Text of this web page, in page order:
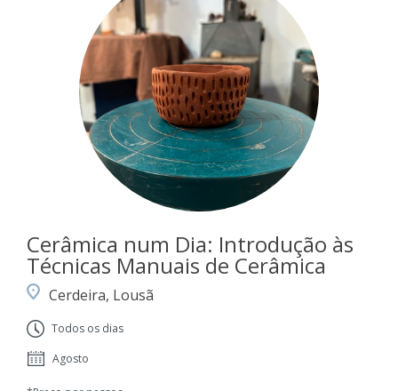
Cerâmica num Dia: Introdução às
Técnicas Manuais de Cerâmica
Cerdeira, Lousã
Todos os dias
Agosto